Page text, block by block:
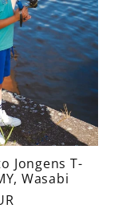
Jongens T-
Wasabi